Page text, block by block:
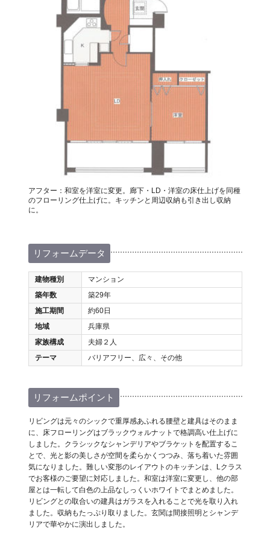
アフター：和室を洋室に変更。廊下・LD・洋室の床仕上げを同種
のフローリング仕上げに。キッチンと周辺収納も引き出し収納
に。
リフォームデータ
建物種別
マンション
築年数
築29年
施工期間
約60日
地域
兵庫県
家族構成
夫婦２人
テーマ
バリアフリー、広々、その他
リフォームポイント
リビングは元々のシックで重厚感あふれる腰壁と建具はそのまま
に、床フローリングはブラックウォルナットで格調高い仕上げに
しました。クラシックなシャンデリアやブラケットを配置するこ
とで、光と影の美しさが空間を柔らかくつつみ、落ち着いた雰囲
気になりました。難しい変形のレイアウトのキッチンは、Lクラス
でお客様のご要望に対応しました。和室は洋室に変更し、他の部
屋とは一転して白色の上品なしっくいホワイトでまとめました。
リビングとの取合いの建具はガラスを入れることで光を取り入れ
ました。収納もたっぷり取りました。玄関は間接照明とシャンデ
リアで華やかに演出しました。